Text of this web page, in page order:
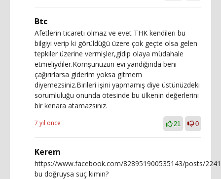
Btc
Afetlerin ticareti olmaz ve evet THK kendileri bu
bilgiyi verip ki görüldüğü üzere çok geçte olsa gelen
tepkiler üzerine vermişler,gidip olaya müdahale
etmeliydiler.Komşunuzun evi yandığında beni
çağırırlarsa giderim yoksa gitmem
diyemezsiniz.Birileri işini yapmamış diye üstünüzdeki
sorumluluğu onunda ötesinde bu ülkenin değerlerini
bir kenara atamazsınız.
7 yıl önce 21 0
Kerem
https://www.facebook.com/828951900535143/posts/
bu doğruysa suç kimin?